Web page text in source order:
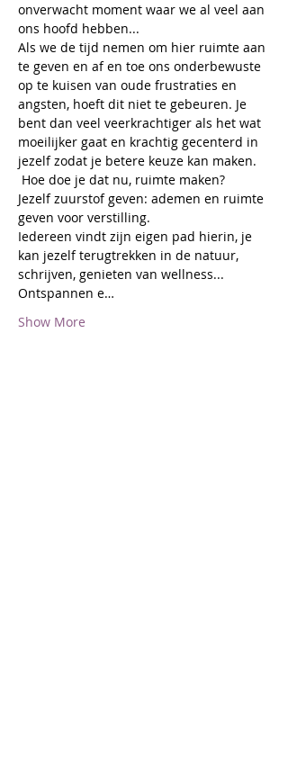
onverwacht moment waar we al veel aan
ons hoofd hebben...
Als we de tijd nemen om hier ruimte aan
te geven en af en toe ons onderbewuste
op te kuisen van oude frustraties en
angsten, hoeft dit niet te gebeuren. Je
bent dan veel veerkrachtiger als het wat
moeilijker gaat en krachtig gecenterd in
jezelf zodat je betere keuze kan maken.
Jezelf zuurstof geven: ademen en ruimte
geven voor verstilling.
Iedereen vindt zijn eigen pad hierin, je
kan jezelf terugtrekken in de natuur,
schrijven, genieten van wellness...
Ontspannen e…
Show More